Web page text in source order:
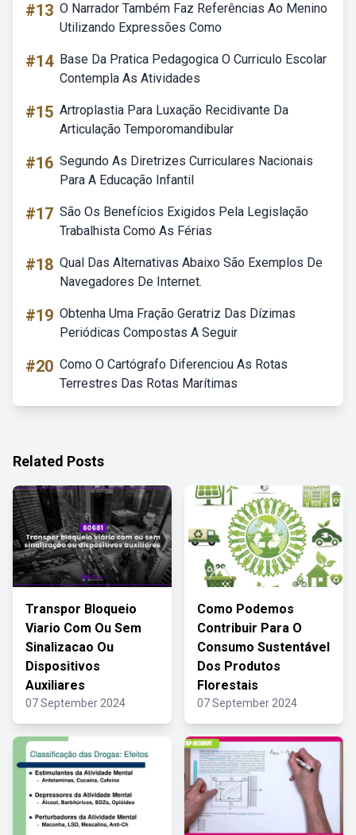
#13 O Narrador Também Faz Referências Ao Menino
Utilizando Expressões Como
#14 Base Da Pratica Pedagogica O Curriculo Escolar
Contempla As Atividades
#15 Artroplastia Para Luxação Recidivante Da
Articulação Temporomandibular
#16 Segundo As Diretrizes Curriculares Nacionais
Para A Educação Infantil
#17 São Os Benefícios Exigidos Pela Legislação
Trabalhista Como As Férias
#18 Qual Das Alternativas Abaixo São Exemplos De
Navegadores De Internet.
#19 Obtenha Uma Fração Geratriz Das Dízimas
Periódicas Compostas A Seguir
#20 Como O Cartógrafo Diferenciou As Rotas
Terrestres Das Rotas Marítimas
Related Posts
Transpor Bloqueio
Viario Com Ou Sem
Sinalizacao Ou
Dispositivos
Auxiliares
07 September 2024
Como Podemos
Contribuir Para O
Consumo Sustentável
Dos Produtos
Florestais
07 September 2024